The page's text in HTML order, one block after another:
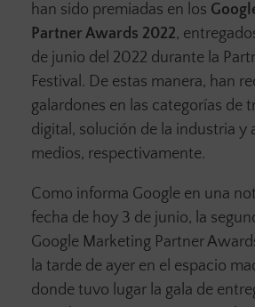
han sido premiadas en los
Partner Awards 2022,
de junio del 2022 durante la
Festival. De estas manera, han
galardones en las categorías de
digital, solución de la industria y
medios, respectivamente.
Como informa Google en una
fecha de hoy 3 de junio, la
Google Marketing Partner
la tarde de ayer en el espacio
donde tuvo lugar la gala de